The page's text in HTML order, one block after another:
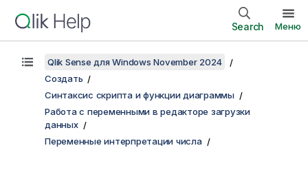
Search Меню
Qlik Sense для Windows November 2024
Создать
Синтаксис скрипта и функции диаграммы
Работа с переменными в редакторе загрузки
данных
Переменные интерпретации числа